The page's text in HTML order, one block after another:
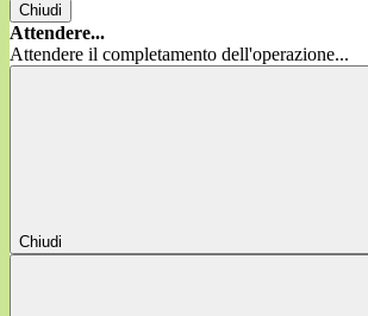
Chiudi
Attendere...
Attendere il completamento dell'operazione...
Chiudi